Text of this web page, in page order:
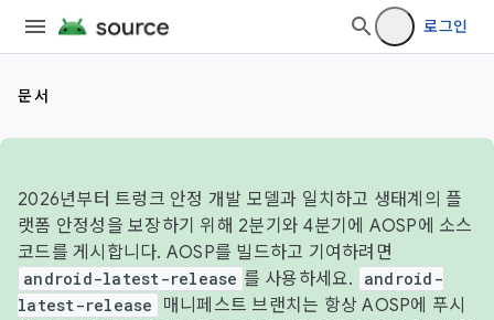
로그인
문서
2026년부터 트렁크 안정 개발 모델과 일치하고 생태계의 플
랫폼 안정성을 보장하기 위해 2분기와 4분기에 AOSP에 소스
코드를 게시합니다. AOSP를 빌드하고 기여하려면
android-latest-release 를 사용하세요.
android-
latest-release
매니페스트 브랜치는 항상 AOSP에 푸시